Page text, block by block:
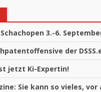
3.-6.
der
jetzt Ki-Expertin!
Sie kann so vieles,